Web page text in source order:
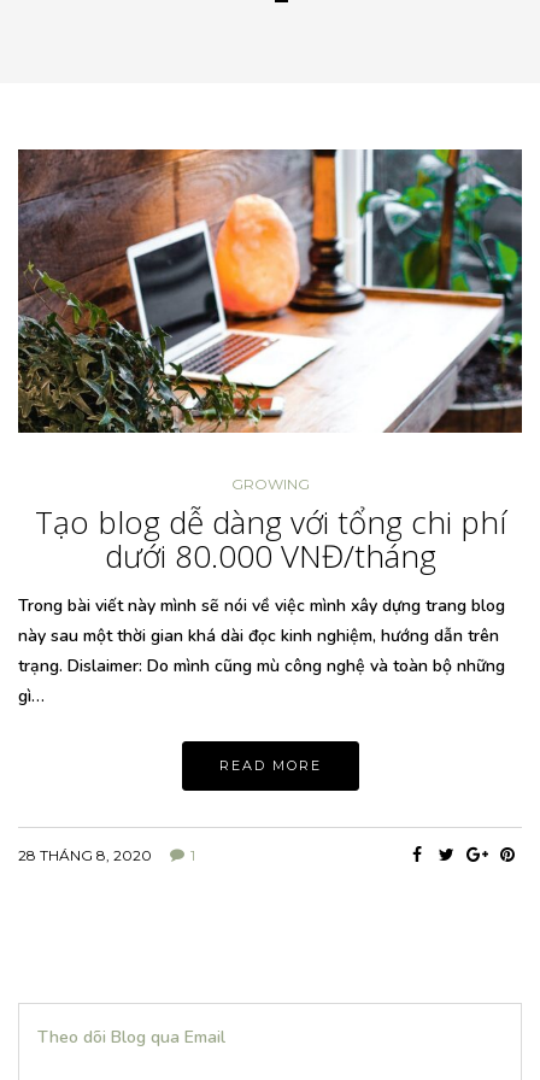
GROWING
Tạo blog dễ dàng với tổng chi phí
dưới 80.000 VNĐ/tháng
Trong bài viết này mình sẽ nói về việc mình xây dựng trang blog
này sau một thời gian khá dài đọc kinh nghiệm, hướng dẫn trên
trạng. Dislaimer: Do mình cũng mù công nghệ và toàn bộ những
gì…
READ MORE
28 THÁNG 8, 2020 1
Theo dõi Blog qua Email